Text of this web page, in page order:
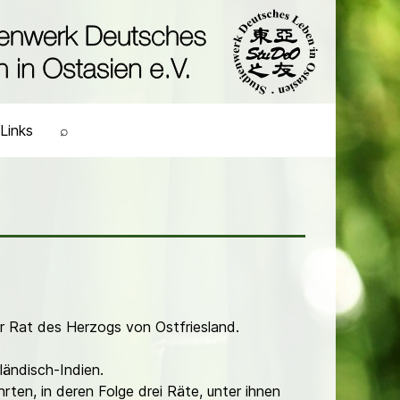
Links ⌕
Rat des Herzogs von Ostfriesland.
Indien.
in deren Folge drei Räte, unter ihnen